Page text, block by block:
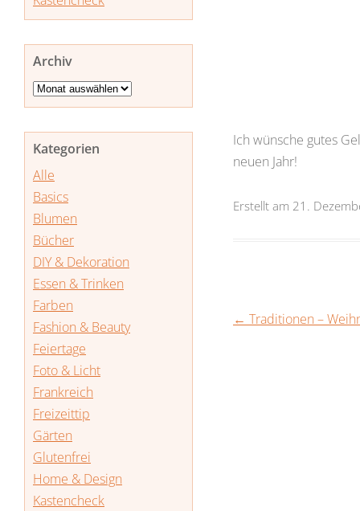
Archiv
Archiv
Kategorien
Alle
Basics
Blumen
Bücher
DIY & Dekoration
Essen & Trinken
Farben
Fashion & Beauty
Feiertage
Foto & Licht
Frankreich
Freizeittip
Gärten
Glutenfrei
Home & Design
Kastencheck
Ich wünsche gutes
neuen Jahr!
Erstellt am 21.
← Traditionen –